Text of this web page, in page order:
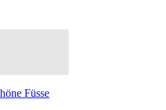
Füsse